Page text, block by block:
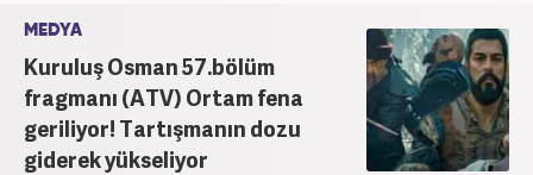
MEDYA
Kuruluş Osman 57.bölüm
fragmanı (ATV) Ortam fena
geriliyor! Tartışmanın dozu
giderek yükseliyor